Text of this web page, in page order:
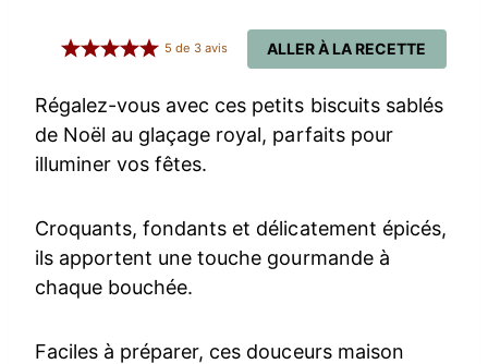
ALLER À LA RECETTE
5 de 3 avis
Régalez-vous avec ces petits biscuits sablés
de Noël au glaçage royal, parfaits pour
illuminer vos fêtes.
Croquants, fondants et délicatement épicés,
ils apportent une touche gourmande à
chaque bouchée.
Faciles à préparer, ces douceurs maison